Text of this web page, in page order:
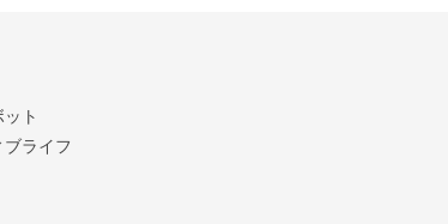
ト
ライフ